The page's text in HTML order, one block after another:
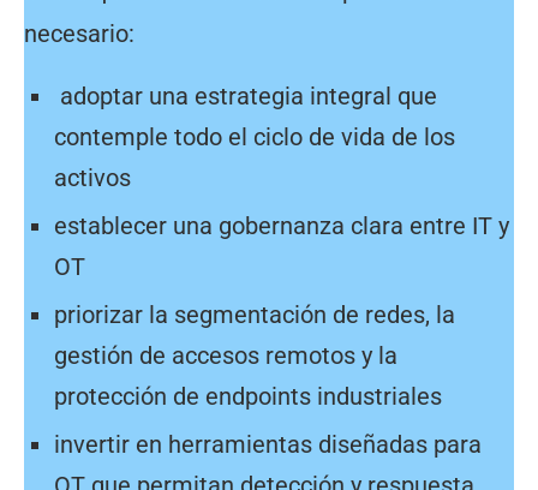
necesario:
adoptar una estrategia integral que
contemple todo el ciclo de vida de los
activos
establecer una gobernanza clara entre IT y
OT
priorizar la segmentación de redes, la
gestión de accesos remotos y la
protección de endpoints industriales
invertir en herramientas diseñadas para